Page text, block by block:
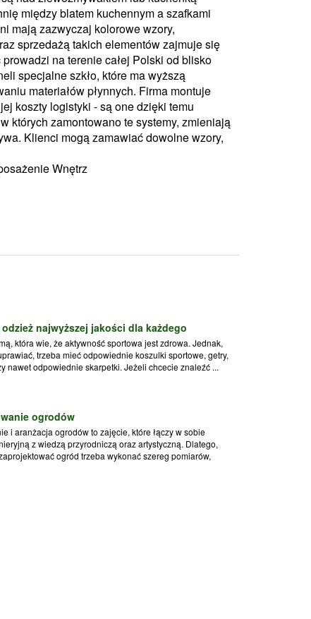
między blatem kuchennym a szafkami
mają zazwyczaj kolorowe wzory,
sprzedażą takich elementów zajmuje się
na terenie całej Polski od blisko
specjalne szkło, które ma wyższą
materiałów płynnych. Firma montuje
koszty logistyki - są one dzięki temu
których zamontowano te systemy, zmieniają
Klienci mogą zamawiać dowolne wzory,
Wnętrz
najwyższej jakości dla każdego
która wie, że aktywność sportowa jest zdrowa. Jednak,
trzeba mieć odpowiednie koszulki sportowe, getry,
nawet odpowiednie skarpetki. Jeżeli chcecie znaleźć ...
ogrodów
i aranżacja ogrodów to zajęcie, które łączy w sobie
z wiedzą przyrodniczą oraz artystyczną. Dlatego,
ogród trzeba wykonać szereg pomiarów,